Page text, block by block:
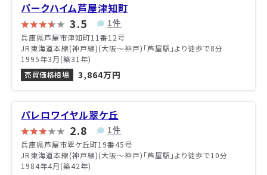
パークハイム芦屋津知町
3.5 1件
兵庫県芦屋市津知町11番12号
JR東海道本線(神戸線)(大阪～神戸)「芦屋駅」より徒歩で8分
1995年3月(築31年)
売買価格相場
3,864万円
パレロワイヤル翠ケ丘
2.8 1件
兵庫県芦屋市翠ケ丘町19番45号
JR東海道本線(神戸線)(大阪～神戸)「芦屋駅」より徒歩で10分
1984年4月(築42年)